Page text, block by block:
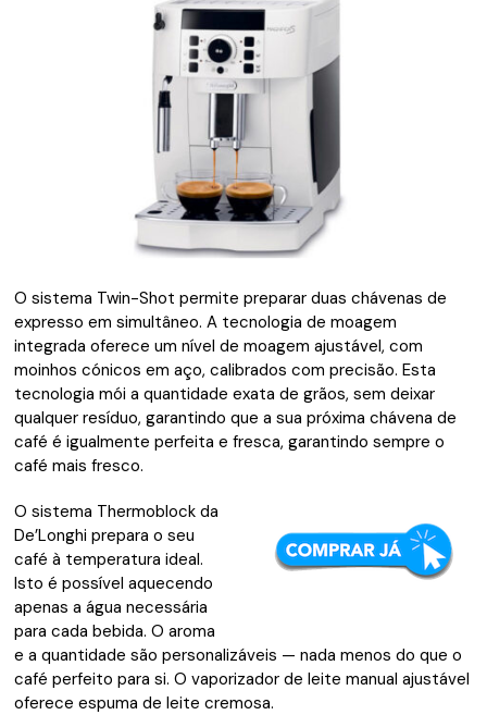
O sistema Twin-Shot permite preparar duas chávenas de
expresso em simultâneo. A tecnologia de moagem
integrada oferece um nível de moagem ajustável, com
moinhos cónicos em aço, calibrados com precisão. Esta
tecnologia mói a quantidade exata de grãos, sem deixar
qualquer resíduo, garantindo que a sua próxima chávena de
café é igualmente perfeita e fresca, garantindo sempre o
café mais fresco.
O sistema Thermoblock da
De’Longhi prepara o seu
café à temperatura ideal.
Isto é possível aquecendo
apenas a água necessária
para cada bebida. O aroma
e a quantidade são personalizáveis — nada menos do que o
café perfeito para si. O vaporizador de leite manual ajustável
oferece espuma de leite cremosa.